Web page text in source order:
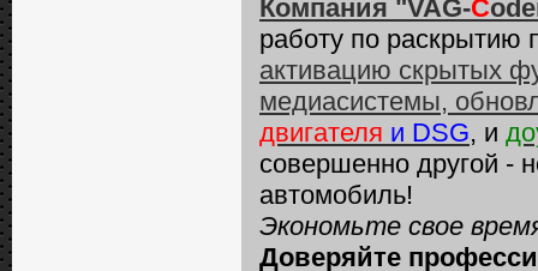
Компания "VAG-C
работу по
активацию скрытых
медиасистемы,
двигателя и DSG, и
совершенно другой -
автомобиль!
Экономьте свое
Доверяйте